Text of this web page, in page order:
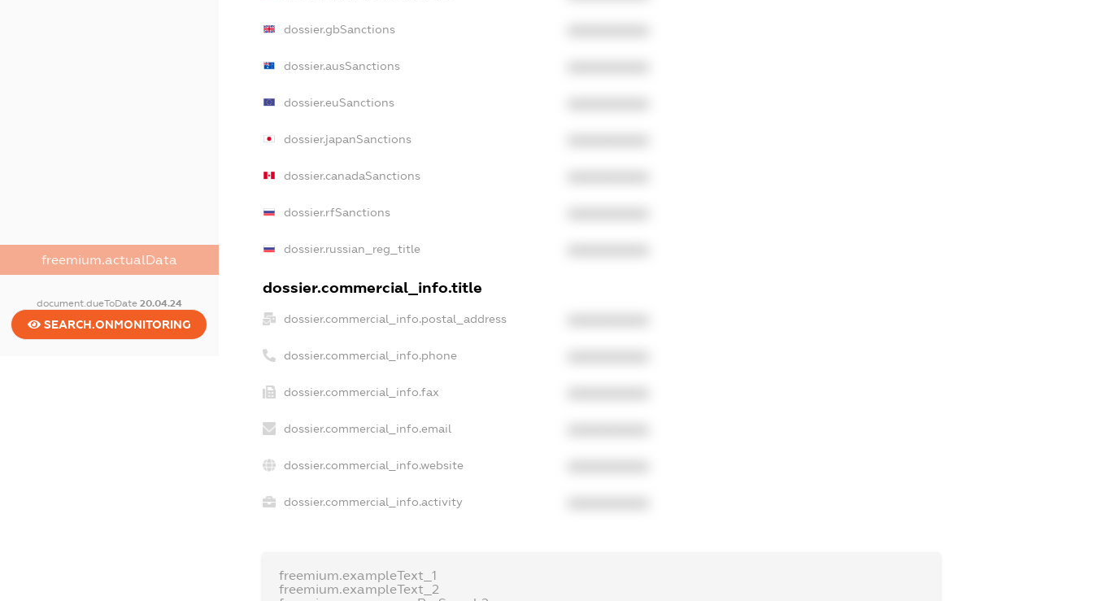
freemium.actualData
document.dueToDate 20.04.24
SEARCH.ONMONITORING
dossier.gbSanctions
dossier.ausSanctions
dossier.euSanctions
dossier.japanSanctions
dossier.canadaSanctions
dossier.rfSanctions
dossier.russian_reg_title
dossier.commercial_info.title
dossier.commercial_info.postal_address
dossier.commercial_info.phone
dossier.commercial_info.fax
dossier.commercial_info.email
dossier.commercial_info.website
dossier.commercial_info.activity
freemium.exampleText_1
freemium.exampleText_2